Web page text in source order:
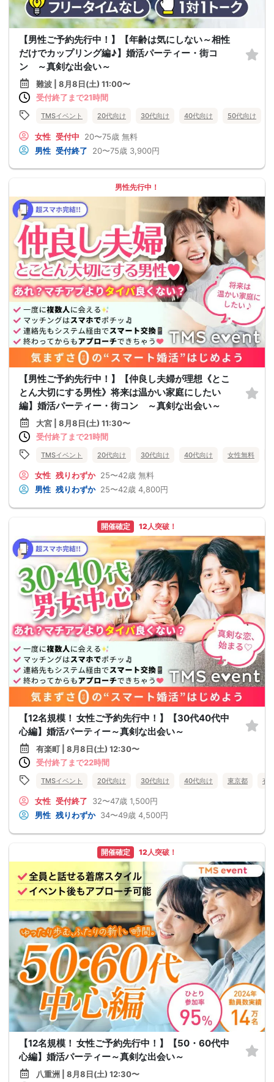
【男性ご予約先行中！】【年齢は気にしない～相性
だけでカップリング編♪】婚活パーティー・街コ
ン ～真剣な出会い～
難波 | 8月8日(土) 11:00〜
受付終了まで21時間
TMSイベント 20代向け 30代向け 40代向け 50代向け
女性 受付中 20〜75歳 無料
男性 受付終了 20〜75歳 3,900円
男性先行中！
【男性ご予約先行中！】【仲良し夫婦が理想《とこ
とん大切にする男性》将来は温かい家庭にしたい
編】婚活パーティー・街コン ～真剣な出会い～
大宮 | 8月8日(土) 11:30〜
受付終了まで21時間
TMSイベント 20代向け 30代向け 40代向け 女性無料
女性 残りわずか 25〜42歳 無料
男性 残りわずか 25〜42歳 4,800円
開催確定 12人突破！
【12名規模！ 女性ご予約先行中！】【30代40代中
心編】婚活パーティー～真剣な出会い～
有楽町 | 8月8日(土) 12:30〜
受付終了まで22時間
TMSイベント 20代向け 30代向け 40代向け 東京都 有
女性 受付終了 32〜47歳 1,500円
男性 残りわずか 34〜49歳 4,500円
開催確定 12人突破！
【12名規模！ 女性ご予約先行中！】【50・60代中
心編】婚活パーティー～真剣な出会い～
八重洲 | 8月8日(土) 12:30〜